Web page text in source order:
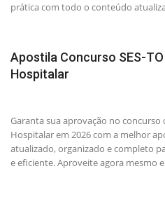
prática com todo o conteúdo
Apostila Concurso SES-
Hospitalar
Garanta sua aprovação no concurso
Hospitalar em 2026 com a melhor
atualizado, organizado e completo
e eficiente. Aproveite agora mesmo